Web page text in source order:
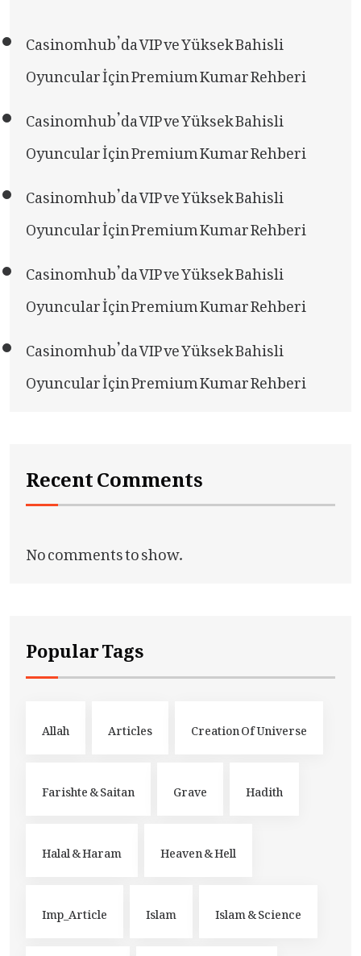
Casinomhub’da VIP ve Yüksek Bahisli
Oyuncular İçin Premium Kumar Rehberi
Casinomhub’da VIP ve Yüksek Bahisli
Oyuncular İçin Premium Kumar Rehberi
Casinomhub’da VIP ve Yüksek Bahisli
Oyuncular İçin Premium Kumar Rehberi
Casinomhub’da VIP ve Yüksek Bahisli
Oyuncular İçin Premium Kumar Rehberi
Casinomhub’da VIP ve Yüksek Bahisli
Oyuncular İçin Premium Kumar Rehberi
Recent Comments
No comments to show.
Popular Tags
Allah Articles Creation Of Universe
Farishte & Saitan Grave Hadith
Halal & Haram Heaven & Hell
Imp_Article Islam Islam & Science